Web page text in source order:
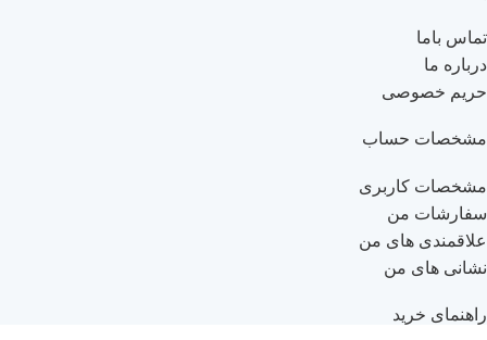
تماس باما
درباره ما
حریم خصوصی
مشخصات حساب
مشخصات کاربری
سفارشات من
علاقمندی های من
نشانی های من
راهنمای خرید